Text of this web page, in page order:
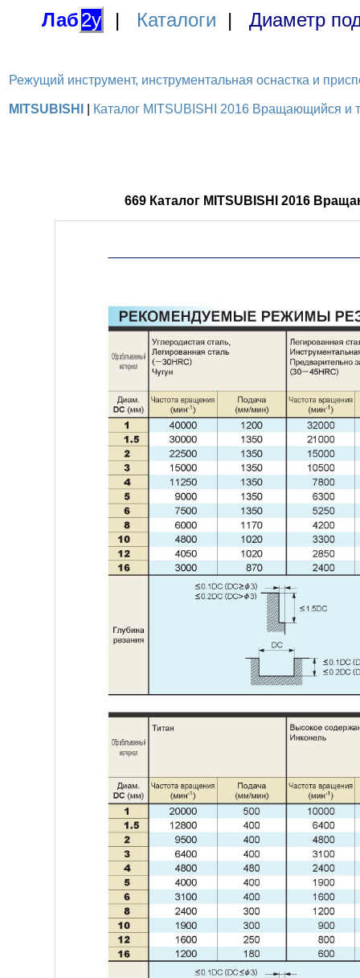
Лаб2у | Каталоги | Диаметр
Режущий инструмент, инструментальная оснастка и
MITSUBISHI Каталог MITSUBISHI 2016 Вращающийся и
669 Каталог MITSUBISHI 2016